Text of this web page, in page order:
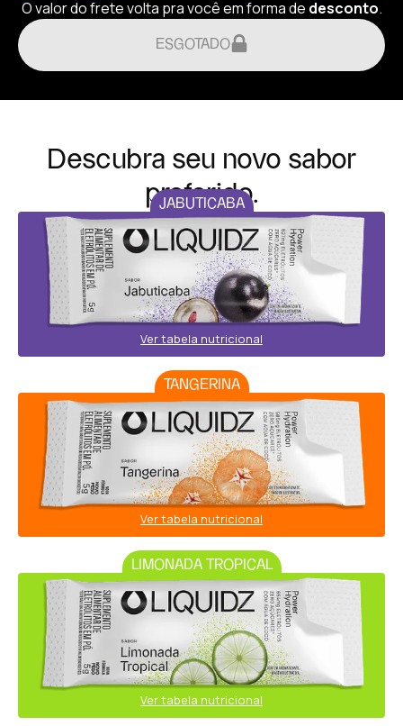
O valor do frete volta pra você em forma de desconto.
ESGOTADO
Descubra seu novo sabor
preferido.
JABUTICABA
Ver tabela nutricional
TANGERINA
Ver tabela nutricional
LIMONADA TROPICAL
Ver tabela nutricional